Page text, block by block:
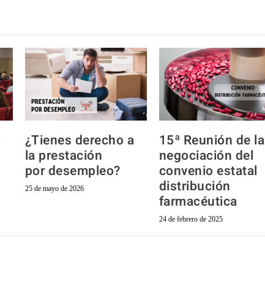
¿Tienes derecho a
la prestación
por desempleo?
25 de mayo de 2026
15ª Reunión de la
negociación del
convenio estatal
distribución
farmacéutica
24 de febrero de 2025